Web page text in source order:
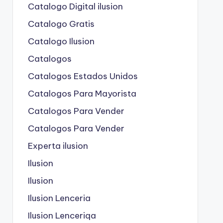
Catalogo Digital ilusion
Catalogo Gratis
Catalogo Ilusion
Catalogos
Catalogos Estados Unidos
Catalogos Para Mayorista
Catalogos Para Vender
Catalogos Para Vender
Experta ilusion
Ilusion
Ilusion
Ilusion Lenceria
Ilusion Lenceriqa